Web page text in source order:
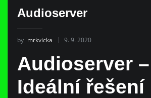
Audioserver
by mrkvicka 9. 9. 2020
Audioserver –
Ideální řešení